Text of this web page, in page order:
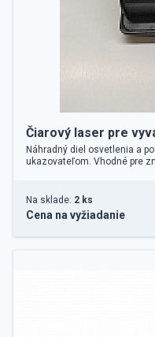
Čiarový laser pre
Náhradný diel osvetlenia a
ukazovateľom. Vhodné pre
Na sklade: 2 ks
Cena na vyžiadanie